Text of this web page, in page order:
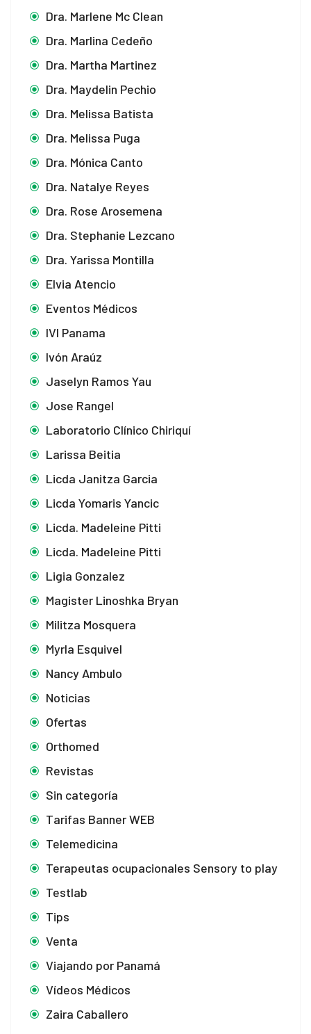
Dra. Marlene Mc Clean
Dra. Marlina Cedeño
Dra. Martha Martinez
Dra. Maydelin Pechio
Dra. Melissa Batista
Dra. Melissa Puga
Dra. Mónica Canto
Dra. Natalye Reyes
Dra. Rose Arosemena
Dra. Stephanie Lezcano
Dra. Yarissa Montilla
Elvia Atencio
Eventos Médicos
IVI Panama
Ivón Araúz
Jaselyn Ramos Yau
Jose Rangel
Laboratorio Clínico Chiriquí
Larissa Beitia
Licda Janitza Garcia
Licda Yomaris Yancic
Licda. Madeleine Pitti
Licda. Madeleine Pitti
Ligia Gonzalez
Magister Linoshka Bryan
Militza Mosquera
Myrla Esquivel
Nancy Ambulo
Noticias
Ofertas
Orthomed
Revistas
Sin categoría
Tarifas Banner WEB
Telemedicina
Terapeutas ocupacionales Sensory to play
Testlab
Tips
Venta
Viajando por Panamá
Vídeos Médicos
Zaira Caballero